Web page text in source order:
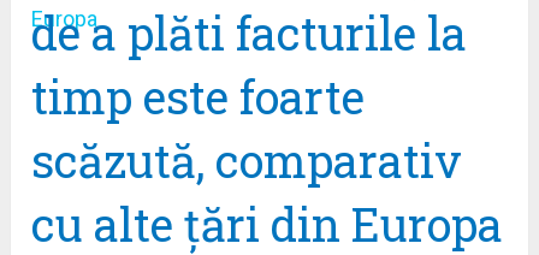
de a plăti facturile la
timp este foarte
scăzută, comparativ
cu alte țări din Europa